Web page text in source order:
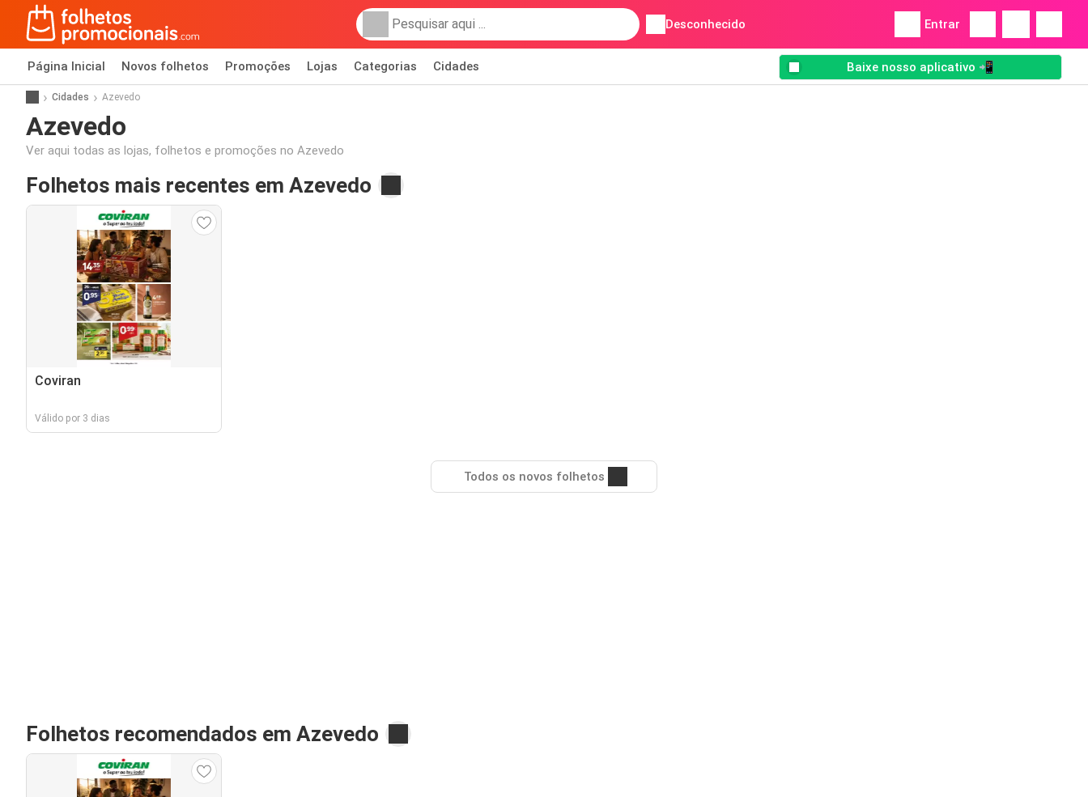
Desconhecido Entrar
Página Inicial Novos folhetos Promoções Lojas Categorias Cidades Baixe nosso aplicativo 📲
Cidades Azevedo
Azevedo
Ver aqui todas as lojas, folhetos e promoções no Azevedo
Folhetos mais recentes em Azevedo
Coviran
Válido por 3 dias
Todos os novos folhetos
Folhetos recomendados em Azevedo